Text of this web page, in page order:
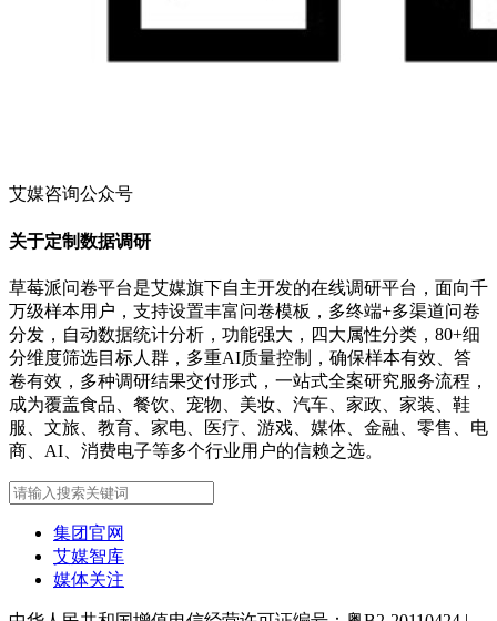
艾媒咨询公众号
关于定制数据调研
草莓派问卷平台是艾媒旗下自主开发的在线调研平台，面向千
万级样本用户，支持设置丰富问卷模板，多终端+多渠道问卷
分发，自动数据统计分析，功能强大，四大属性分类，80+细
分维度筛选目标人群，多重AI质量控制，确保样本有效、答
卷有效，多种调研结果交付形式，一站式全案研究服务流程，
成为覆盖食品、餐饮、宠物、美妆、汽车、家政、家装、鞋
服、文旅、教育、家电、医疗、游戏、媒体、金融、零售、电
商、AI、消费电子等多个行业用户的信赖之选。
集团官网
艾媒智库
媒体关注